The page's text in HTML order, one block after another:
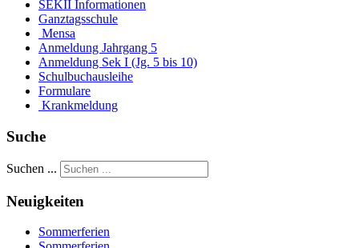
SEKII Informationen
Ganztagsschule
Mensa
Anmeldung Jahrgang 5
Anmeldung Sek I (Jg. 5 bis 10)
Schulbuchausleihe
Formulare
Krankmeldung
Suche
Suchen ...
Neuigkeiten
Sommerferien